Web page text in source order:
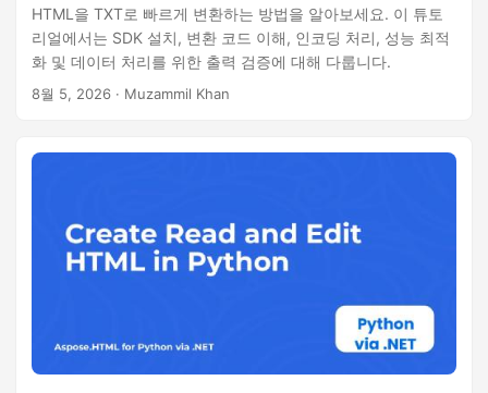
HTML을 TXT로 빠르게 변환하는 방법을 알아보세요. 이 튜토
리얼에서는 SDK 설치, 변환 코드 이해, 인코딩 처리, 성능 최적
화 및 데이터 처리를 위한 출력 검증에 대해 다룹니다.
8월 5, 2026 · Muzammil Khan